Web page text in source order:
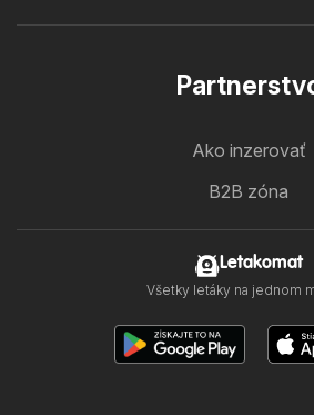
Ako inzerovať
B2B zóna
Letakomat
Všetky letáky na jednom